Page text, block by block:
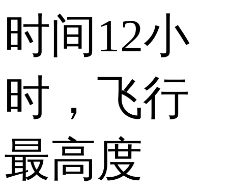
时间12小
时，飞行
最高度